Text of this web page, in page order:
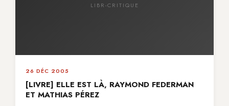
LIBR-CRITIQUE
26 DÉC 2005
[LIVRE] ELLE EST LÀ, RAYMOND FEDERMAN
ET MATHIAS PÉREZ